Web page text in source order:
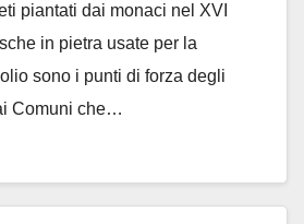
piantati dai monaci nel XVI
in pietra usate per la
sono i punti di forza degli
Comuni che…